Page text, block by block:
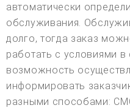
автоматически
обслуживания.
долго, тогда заказ
работать с условиями в
возможность
информировать
разными способами: